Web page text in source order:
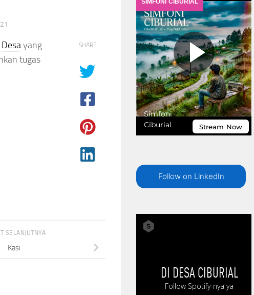
Desayang
tugas
SHARE
SELANJUTNYA
Kasi
Follow on LinkedIn